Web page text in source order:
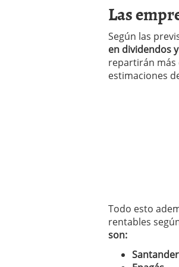
Las
Según las
en dividendos
repartirán más
estimaciones
Todo esto
rentables
son:
Santander